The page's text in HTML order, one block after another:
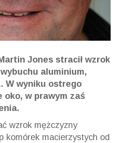
Jones stracił wzrok
aluminium,
W wyniku ostrego
oko, w prawym zaś
wzrok mężczyzny
komórek macierzystych od